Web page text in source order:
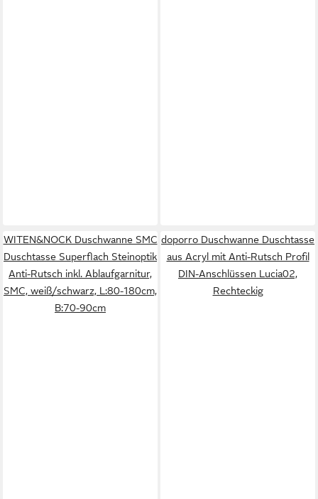
WITEN&NOCK Duschwanne SMC
Duschtasse Superflach Steinoptik
Anti-Rutsch inkl. Ablaufgarnitur,
SMC, weiß/schwarz, L:80-180cm,
B:70-90cm
doporro Duschwanne Duschtasse
aus Acryl mit Anti-Rutsch Profil
DIN-Anschlüssen Lucia02,
Rechteckig